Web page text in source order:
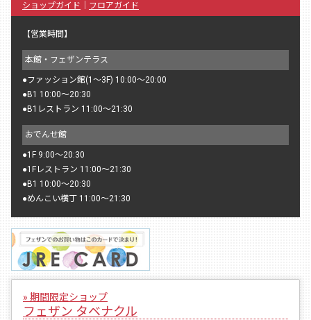
ショップガイド フロアガイド
【営業時間】
本館・フェザンテラス
●ファッション館(1〜3F) 10:00〜20:00
●B1 10:00〜20:30
●B1レストラン 11:00〜21:30
おでんせ館
●1F 9:00〜20:30
●1Fレストラン 11:00〜21:30
●B1 10:00〜20:30
●めんこい横丁 11:00〜21:30
» 期間限定ショップ
フェザン タベナクル